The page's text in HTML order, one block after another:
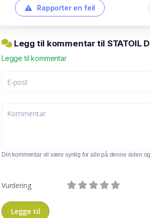
Rapporter en feil
Legg til kommentar til STATOIL
Legge til kommentar
Din kommentar vil være synlig for alle på denne siden
Vurdering